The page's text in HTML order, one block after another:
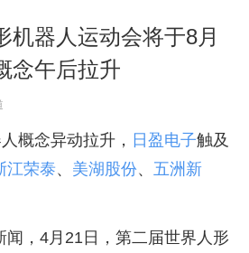
机器人运动会将于8月
念午后拉升
概念异动拉升， 日盈电子触及
江荣泰、 美湖股份、 五洲新
闻，4月21日，第二届世界人形